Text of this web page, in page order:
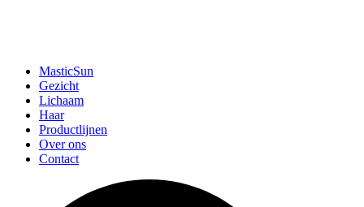
MasticSun
Gezicht
Lichaam
Haar
Productlijnen
Over ons
Contact